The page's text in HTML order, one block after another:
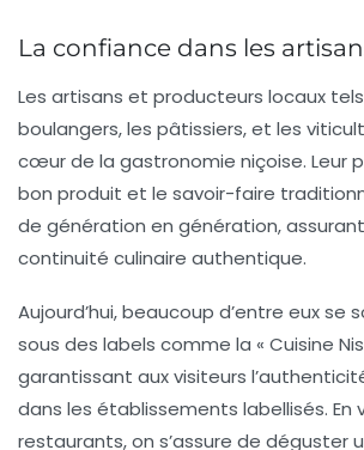
La confiance dans les
Les artisans et producteurs locaux
boulangers, les pâtissiers, et les
cœur de la gastronomie niçoise. Leur
bon produit et le savoir-faire
de génération en génération,
continuité culinaire authentique.
Aujourd’hui, beaucoup d’entre eux se
sous des labels comme la « Cuisine
garantissant aux visiteurs
dans les établissements labellisés. En
restaurants, on s’assure de déguster